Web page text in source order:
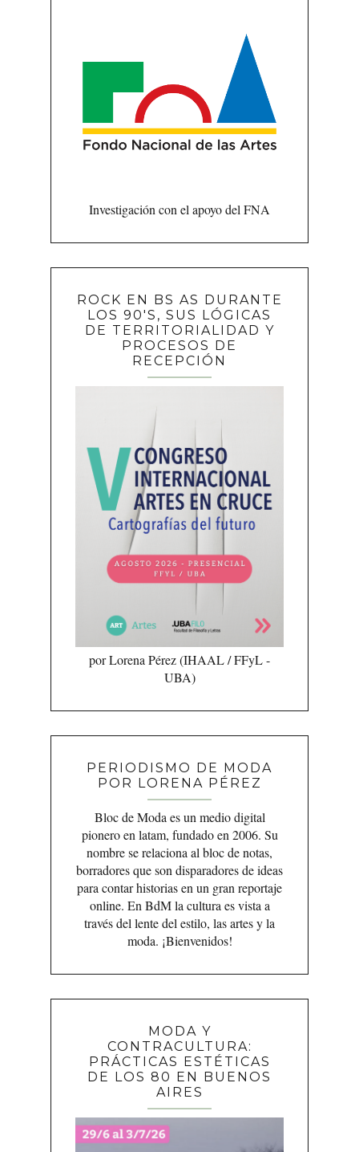
Investigación con el apoyo del FNA
ROCK EN BS AS DURANTE
LOS 90'S, SUS LÓGICAS
DE TERRITORIALIDAD Y
PROCESOS DE
RECEPCIÓN
por Lorena Pérez (IHAAL / FFyL -
UBA)
PERIODISMO DE MODA
POR LORENA PÉREZ
Bloc de Moda es un medio digital
pionero en latam, fundado en 2006. Su
nombre se relaciona al bloc de notas,
borradores que son disparadores de ideas
para contar historias en un gran reportaje
online. En BdM la cultura es vista a
través del lente del estilo, las artes y la
moda. ¡Bienvenidos!
MODA Y
CONTRACULTURA:
PRÁCTICAS ESTÉTICAS
DE LOS 80 EN BUENOS
AIRES